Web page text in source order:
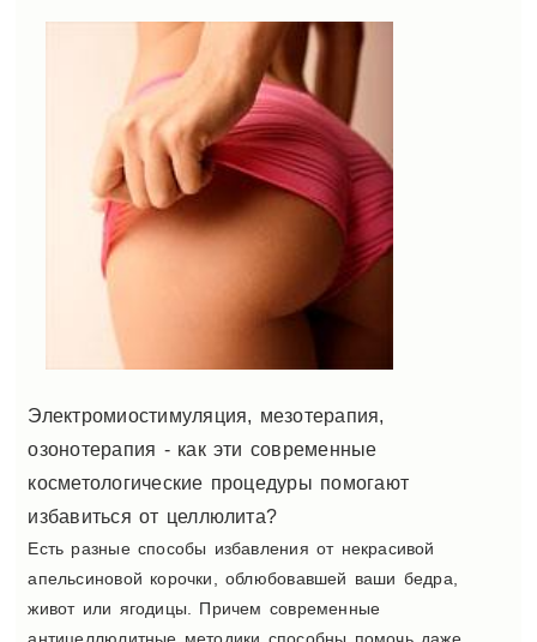
Электромиостимуляция, мезотерапия,
озонотерапия - как эти современные
косметологические процедуры помогают
избавиться от целлюлита?
Есть разные способы избавления от некрасивой
апельсиновой корочки, облюбовавшей ваши бедра,
живот или ягодицы. Причем современные